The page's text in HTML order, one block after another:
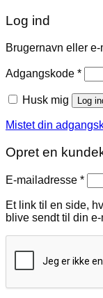
Log ind
Brugernavn eller
Adgangskode *
Husk mig Log
Mistet din
Opret en
E-mailadresse *
Et link til en side,
blive sendt til din